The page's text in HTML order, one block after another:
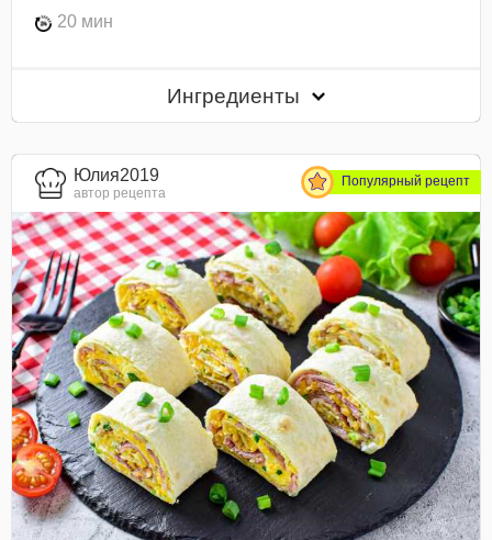
20 мин
Ингредиенты
Юлия2019
автор рецепта
Популярный рецепт